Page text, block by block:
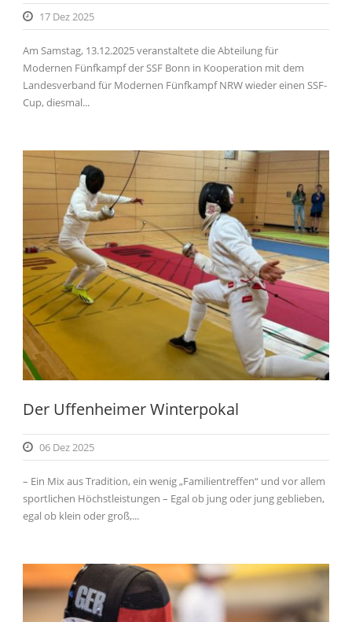
17 Dez 2025
Am Samstag, 13.12.2025 veranstaltete die Abteilung für
Modernen Fünfkampf der SSF Bonn in Kooperation mit dem
Landesverband für Modernen Fünfkampf NRW wieder einen SSF-
Cup, diesmal...
Der Uffenheimer Winterpokal
06 Dez 2025
– Ein Mix aus Tradition, ein wenig „Familientreffen“ und vor allem
sportlichen Höchstleistungen – Egal ob jung oder jung geblieben,
egal ob klein oder groß,...